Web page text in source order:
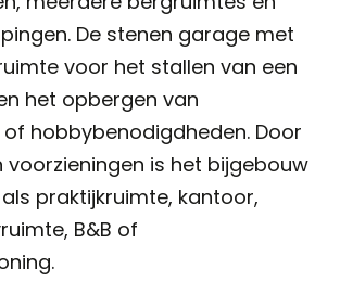
De stenen garage met
voor het stallen van een
het opbergen van
hobbybenodigdheden. Door
voorzieningen is het bijgebouw
praktijkruimte, kantoor,
B&B of